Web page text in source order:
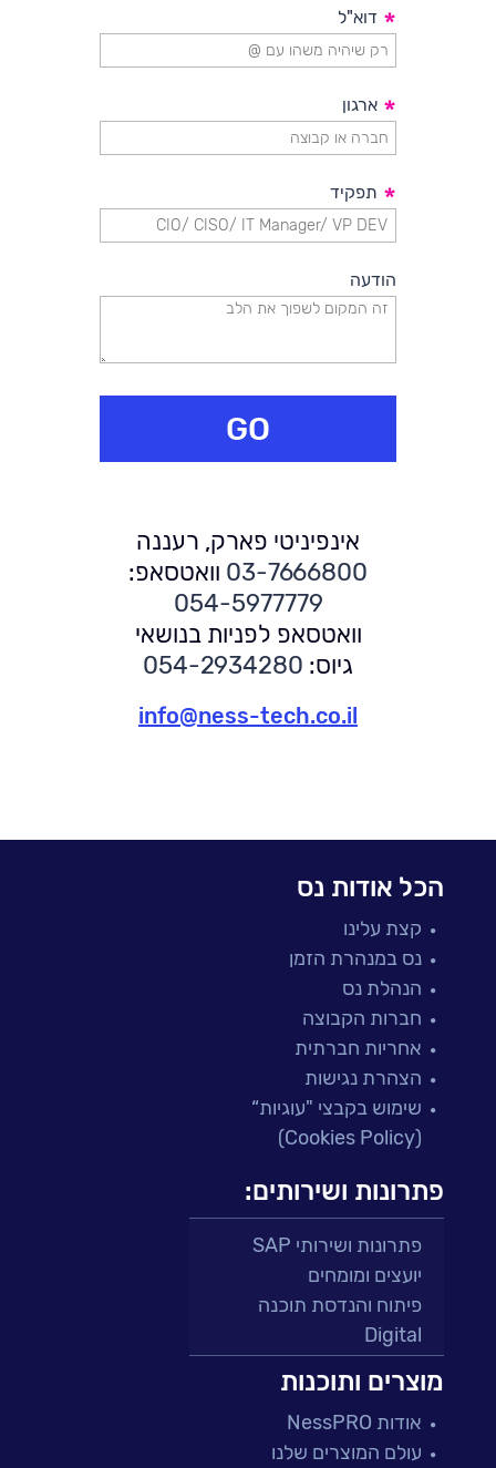
דוא"ל *
ארגון *
תפקיד *
הודעה
GO
אינפיניטי פארק, רעננה
03-7666800 וואטסאפ:
054-5977779
וואטסאפ לפניות בנושאי
גיוס: 054-2934280
info@ness-tech.co.il
הכל אודות נס
קצת עלינו
נס במנהרת הזמן
הנהלת נס
חברות הקבוצה
אחריות חברתית
הצהרת נגישות
שימוש בקבצי "עוגיות“
(Cookies Policy)
פתרונות ושירותים:
פתרונות ושירותי SAP
יועצים ומומחים
פיתוח והנדסת תוכנה
Digital
פתרונות למגזר הפיננסי
מיקור חוץ ושירותים מנוהלים
בדיקות והבטחת איכות
מוצרים ותוכנות
אודות NessPRO
עולם המוצרים שלנו